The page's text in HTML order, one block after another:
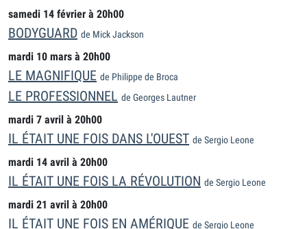
samedi 14 février à 20h00
BODYGUARD de Mick Jackson
mardi 10 mars à 20h00
LE MAGNIFIQUE de Philippe de Broca
LE PROFESSIONNEL de Georges Lautner
mardi 7 avril à 20h00
IL ÉTAIT UNE FOIS DANS L'OUEST de Sergio Leone
mardi 14 avril à 20h00
IL ÉTAIT UNE FOIS LA RÉVOLUTION de Sergio Leone
mardi 21 avril à 20h00
IL ÉTAIT UNE FOIS EN AMÉRIQUE de Sergio Leone